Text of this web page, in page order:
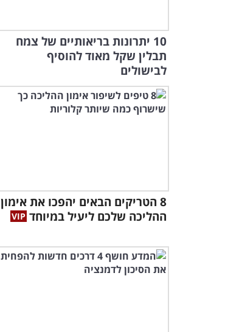
10 יתרונות בריאותיים של צמח
תבלין שקל מאוד להוסיף
לבישולים
8 הטריקים הבאים יהפכו את אימון
ההליכה שלכם ליעיל במיוחד